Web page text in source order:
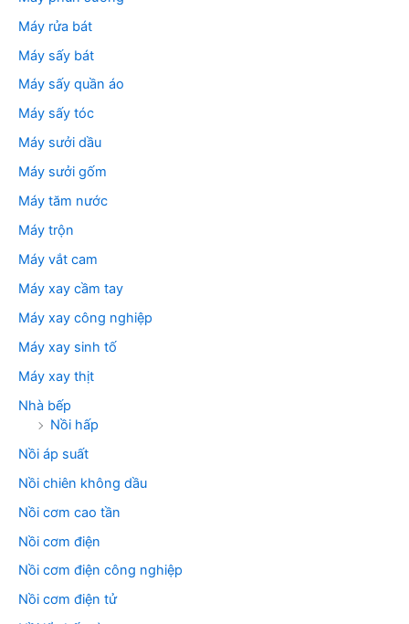
Máy rửa bát
Máy sấy bát
Máy sấy quần áo
Máy sấy tóc
Máy sưởi dầu
Máy sưởi gốm
Máy tăm nước
Máy trộn
Máy vắt cam
Máy xay cầm tay
Máy xay công nghiệp
Máy xay sinh tố
Máy xay thịt
Nhà bếp
Nồi hấp
Nồi áp suất
Nồi chiên không dầu
Nồi cơm cao tần
Nồi cơm điện
Nồi cơm điện công nghiệp
Nồi cơm điện tử